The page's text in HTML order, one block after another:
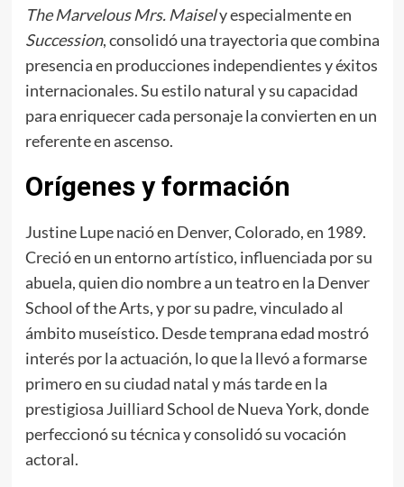
The Marvelous Mrs. Maisely especialmente en
Succession, consolidó una trayectoria que combina
presencia en producciones independientes y éxitos
internacionales. Su estilo natural y su capacidad
para enriquecer cada personaje la convierten en un
referente en ascenso.
Orígenes y formación
Justine Lupe nació en Denver, Colorado, en 1989.
Creció en un entorno artístico, influenciada por su
abuela, quien dio nombre a un teatro en la Denver
School of the Arts, y por su padre, vinculado al
ámbito museístico. Desde temprana edad mostró
interés por la actuación, lo que la llevó a formarse
primero en su ciudad natal y más tarde en la
prestigiosa Juilliard School de Nueva York, donde
perfeccionó su técnica y consolidó su vocación
actoral.